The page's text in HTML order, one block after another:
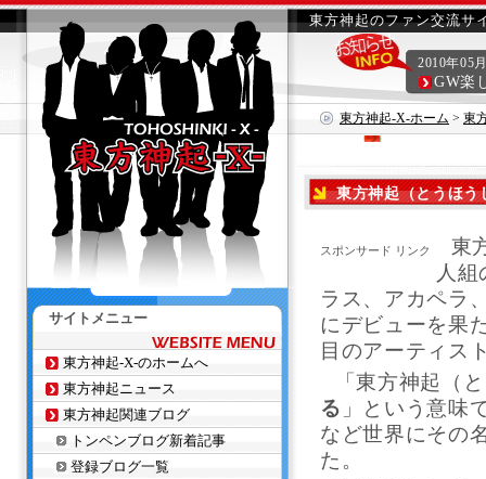
東方神起のファン交流サ
東方神起-X-ホーム > 東
2010年05
GW楽
東方神起（とうほう
スポンサード リンク
東
人
ラス、アカペラ
にデビューを果
目のアーティス
「東方神起（
る 」という意味
など世界にその
た。
サイトメニュー
東方神起-X-のホームへ
東方神起ニュース
東方神起関連ブログ
トンペンブログ新着記事
登録ブログ一覧